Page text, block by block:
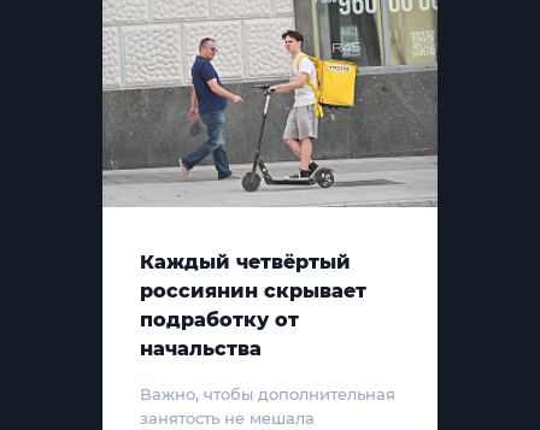
Каждый четвёртый
россиянин скрывает
подработку от
начальства
Важно, чтобы дополнительная
занятость не мешала